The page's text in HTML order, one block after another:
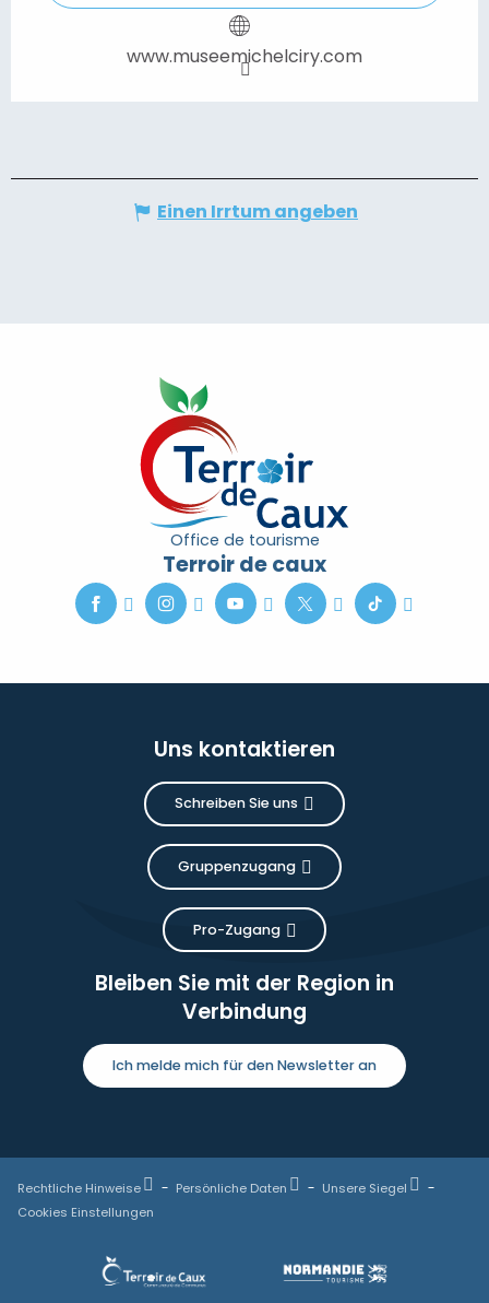
www.museemichelciry.com
Einen Irrtum angeben
Office de tourisme
Terroir de caux
Uns kontaktieren
Schreiben Sie uns
Gruppenzugang
Pro-Zugang
Bleiben Sie mit der Region in
Verbindung
Ich melde mich für den Newsletter an
Rechtliche Hinweise Persönliche Daten
Unsere Siegel
Cookies Einstellungen